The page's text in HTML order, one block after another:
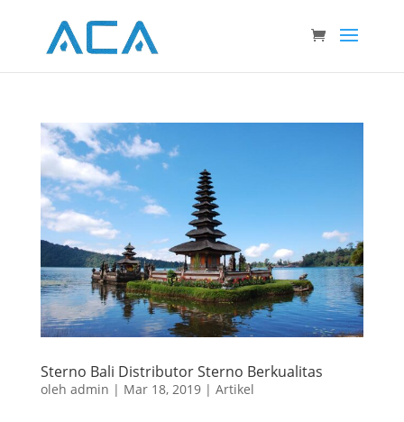
Sterno Bali Distributor Sterno Berkualitas
oleh admin | Mar 18, 2019| Artikel